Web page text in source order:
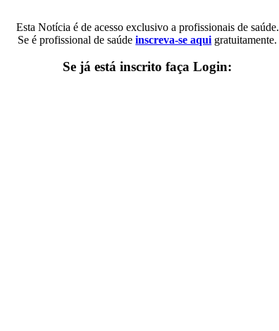
Esta Notícia é de acesso exclusivo a profissionais de saúde.
Se é profissional de saúdeinscreva-se aqui gratuitamente.
Se já está inscrito faça Login: